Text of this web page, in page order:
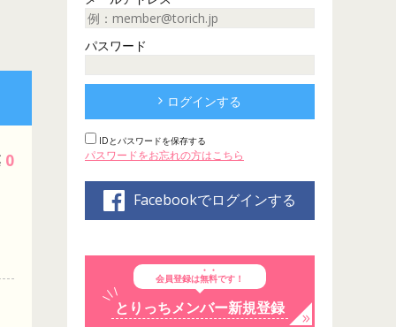
0
パスワード
ログインする
IDとパスワードを保存する
パスワードをお忘れの方はこちら
Facebookでログインする
会員登録は無料です！
とりっちメンバー新規登録